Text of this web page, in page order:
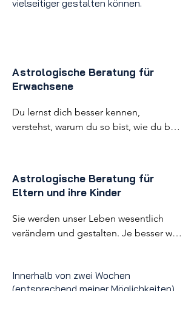
vielseitiger gestalten können.
Astrologische Beratung für
Erwachsene
Du lernst dich besser kennen,
verstehst, warum du so bist, wie du bist
Astrologische Beratung für
Eltern und ihre Kinder
Sie werden unser Leben wesentlich
verändern und gestalten. Je besser wir
Verhalten verstehen, sie ermutigen,
unterstützen, achtsam begleiten…
Innerhalb von zwei Wochen
(entsprechend meiner Möglichkeiten)